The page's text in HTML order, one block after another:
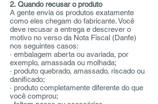
2. Quando recusar o produto
A gente envia os produtos exatamente
como eles chegam do fabricante. Você
deve recusar a entrega e descrever o
motivo no verso da Nota Fiscal (Danfe)
nos seguintes casos:
· embalagem aberta ou avariada, por
exemplo, amassada ou molhada;
· produto quebrado, amassado, riscado ou
danificado;
· produto completamente diferente do que
você comprou;